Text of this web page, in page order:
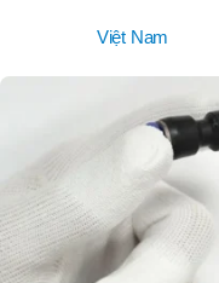
tay
Việt Nam